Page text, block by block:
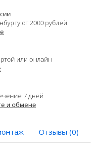
от 2000 рублей
или онлайн
7 дней
и обмене
Отзывы (0)